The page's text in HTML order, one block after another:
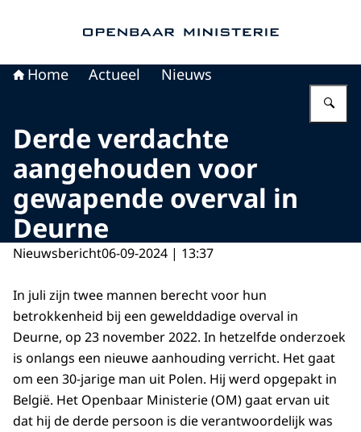
Home Actueel Nieuws
Derde verdachte
aangehouden voor
gewapende overval in
Deurne
Nieuwsbericht06-09-2024 | 13:37
In juli zijn twee mannen berecht voor hun
betrokkenheid bij een gewelddadige overval in
Deurne, op 23 november 2022. In hetzelfde onderzoek
is onlangs een nieuwe aanhouding verricht. Het gaat
om een 30-jarige man uit Polen. Hij werd opgepakt in
België. Het Openbaar Ministerie (OM) gaat ervan uit
dat hij de derde persoon is die verantwoordelijk was